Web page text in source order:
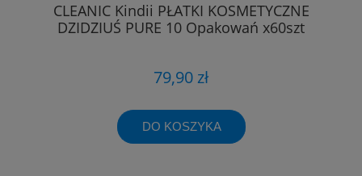
CLEANIC Kindii PŁATKI KOSMETYCZNE
DZIDZIUŚ PURE 10 Opakowań x60szt
79,90 zł
DO KOSZYKA